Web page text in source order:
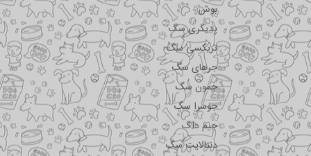
بوش
پدیگری سگ
تریکسی سگ
جرهای سگ
جمون سگ
جوسرا سگ
جیم داگ
دنتالایت سگ